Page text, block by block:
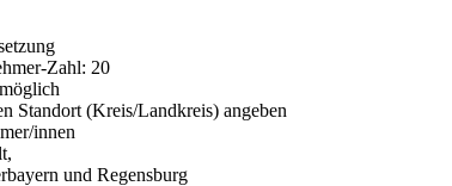
Zahl: 20
Standort (Kreis/Landkreis) angeben
innen
und Regensburg